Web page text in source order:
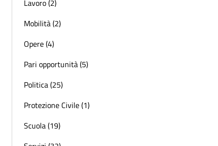
Lavoro (2)
Mobilità (2)
Opere (4)
Pari opportunità (5)
Politica (25)
Protezione Civile (1)
Scuola (19)